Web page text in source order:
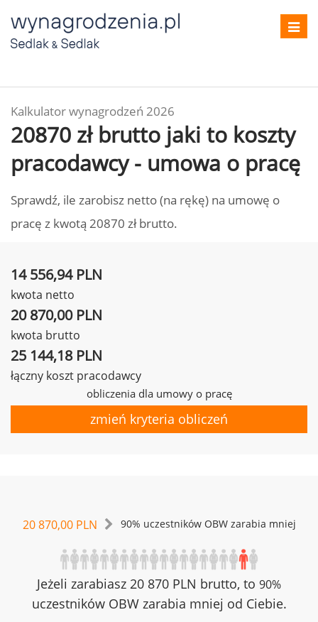
Kalkulator wynagrodzeń 2026
20870 zł brutto jaki to koszty
pracodawcy - umowa o pracę
Sprawdź, ile zarobisz netto (na rękę) na umowę o
pracę z kwotą 20870 zł brutto.
14 556,94 PLN
kwota netto
20 870,00 PLN
kwota brutto
25 144,18 PLN
łączny koszt pracodawcy
obliczenia dla umowy o pracę
zmień kryteria obliczeń
20 870,00 PLN 90% uczestników OBW zarabia mniej
Jeżeli zarabiasz 20 870 PLN brutto, to 90%
uczestników OBW zarabia mniej od Ciebie.